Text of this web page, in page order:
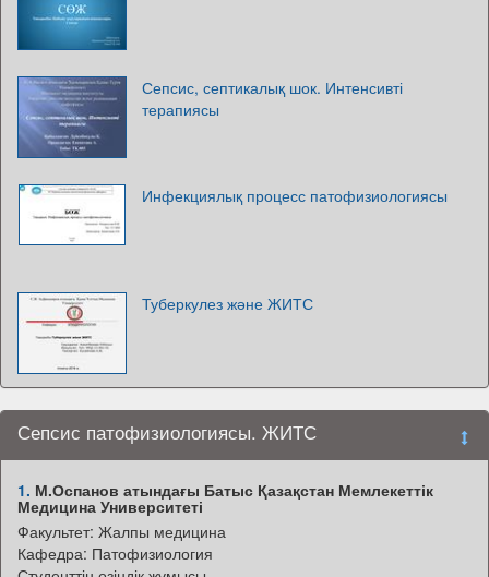
Сепсис, септикалық шок. Интенсивті
терапиясы
Инфекциялық процесс патофизиологиясы
Туберкулез және ЖИТС
Сепсис патофизиологиясы. ЖИТС
1. М.Оспанов атындағы Батыс Қазақстан Мемлекеттік
Медицина Университеті
Факультет: Жалпы медицина
Кафедра: Патофизиология